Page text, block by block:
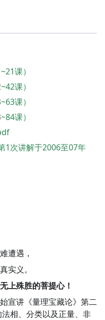
课）
课）
课）
课）
1次讲解于2006至07年
遭遇，
实义。
上殊胜的菩提心！
宣讲《量理宝藏论》第二
相、分类以及正量、非